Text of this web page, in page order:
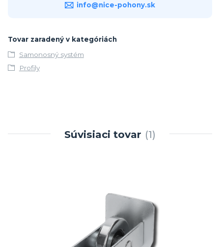
info@nice-pohony.sk
Tovar zaradený v kategóriách
Samonosný systém
Profily
Súvisiaci tovar 1